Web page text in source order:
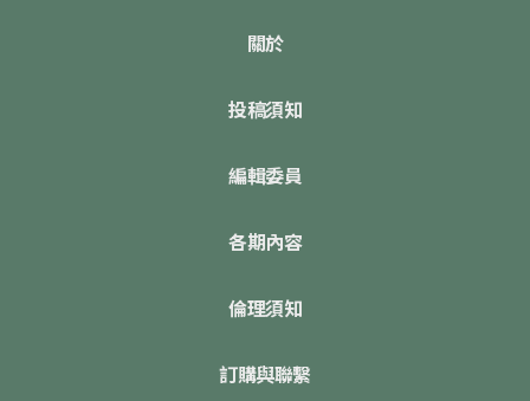
關於
投稿須知
編輯委員
各期內容
倫理須知
訂購與聯繫